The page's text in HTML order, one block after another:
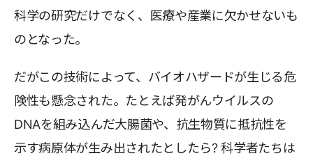
科学の研究だけでなく、医療や産業に欠かせないも
のとなった。
だがこの技術によって、バイオハザードが生じる危
険性も懸念された。たとえば発がんウイルスの
DNAを組み込んだ大腸菌や、抗生物質に抵抗性を
示す病原体が生み出されたとしたら? 科学者たちは